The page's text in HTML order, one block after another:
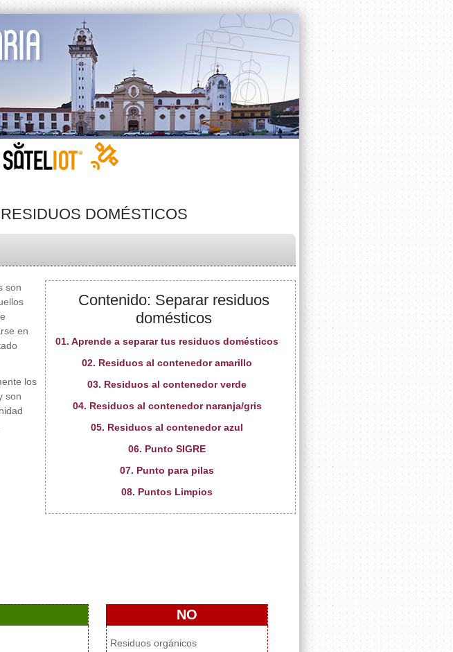
DOMÉSTICOS
Contenido: Separar residuos
domésticos
01. Aprende a separar tus residuos domésticos
02. Residuos al contenedor amarillo
03. Residuos al contenedor verde
04. Residuos al contenedor naranja/gris
05. Residuos al contenedor azul
06. Punto SIGRE
07. Punto para pilas
08. Puntos Limpios
son
en
los
son
NO
Residuos orgánicos